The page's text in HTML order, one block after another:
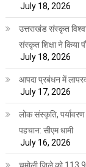
July 18, 2026
उत्तराखंड संस्कृत
संस्कृत शिक्षा ने किया
July 18, 2026
आपदा प्रबंधन में
July 17, 2026
लोक संस्कृति,
पहचान: सीएम धामी
July 16, 2026